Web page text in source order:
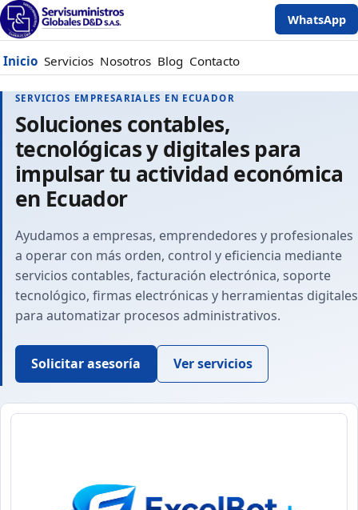
Inicio Servicios Nosotros Blog Contacto
WhatsApp
SERVICIOS EMPRESARIALES EN ECUADOR
Soluciones contables,
tecnológicas y digitales para
impulsar tu actividad económica
en Ecuador
Ayudamos a empresas, emprendedores y profesionales
a operar con más orden, control y eficiencia mediante
servicios contables, facturación electrónica, soporte
tecnológico, firmas electrónicas y herramientas digitales
para automatizar procesos administrativos.
Solicitar asesoría Ver servicios